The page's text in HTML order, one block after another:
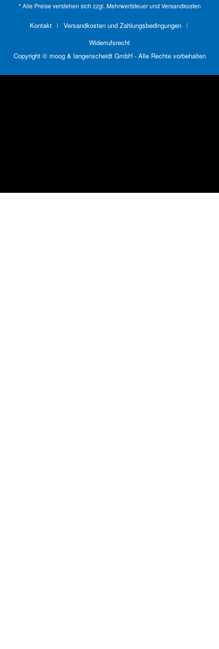
* Alle Preise verstehen sich zzgl. Mehrwertsteuer und Versandkosten
Kontakt
Versandkosten und Zahlungsbedingungen
Widerrufsrecht
Copyright © moog & langenscheidt GmbH - Alle Rechte vorbehalten